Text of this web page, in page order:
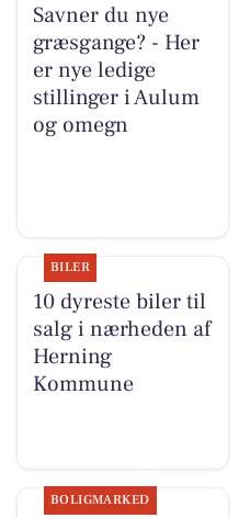
Savner du nye
græsgange? - Her
er nye ledige
stillinger i Aulum
og omegn
BILER
10 dyreste biler til
salg i nærheden af
Herning
Kommune
BOLIGMARKED